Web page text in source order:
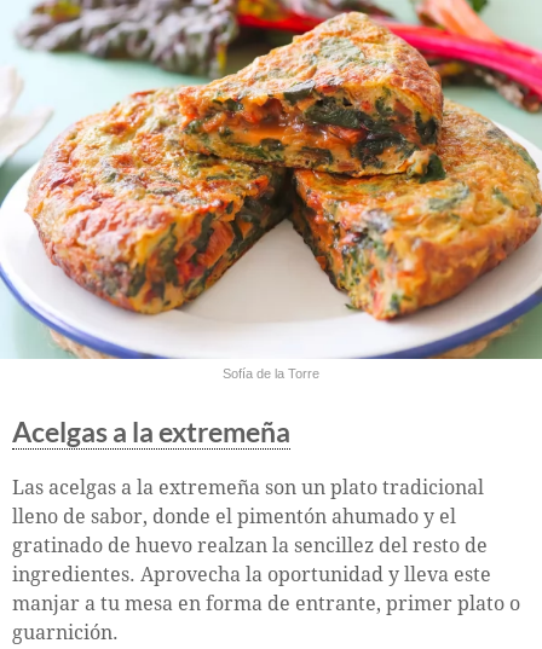
Sofía de la Torre
Acelgas a la extremeña
Las acelgas a la extremeña son un plato tradicional
lleno de sabor, donde el pimentón ahumado y el
gratinado de huevo realzan la sencillez del resto de
ingredientes. Aprovecha la oportunidad y lleva este
manjar a tu mesa en forma de entrante, primer plato o
guarnición.